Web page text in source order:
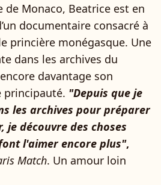
de Monaco, Beatrice est en
documentaire consacré à
princière monégasque. Une
dans les archives du
davantage son
principauté. "Depuis que je
les archives pour préparer
je découvre des choses
l'aimer encore plus",
Match. Un amour loin